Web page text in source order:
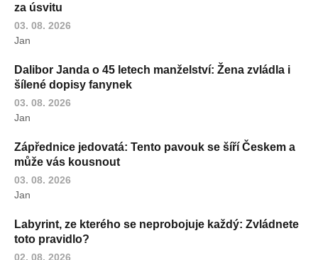
za úsvitu
03. 08. 2026
Jan
Dalibor Janda o 45 letech manželství: Žena zvládla i
šílené dopisy fanynek
03. 08. 2026
Jan
Zápřednice jedovatá: Tento pavouk se šíří Českem a
může vás kousnout
03. 08. 2026
Jan
Labyrint, ze kterého se neprobojuje každý: Zvládnete
toto pravidlo?
02. 08. 2026